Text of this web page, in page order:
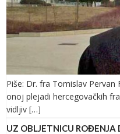
Piše: Dr. fra Tomislav Pervan
onoj plejadi hercegovačkih
vidljiv […]
UZ OBLJETNICU ROĐENJA